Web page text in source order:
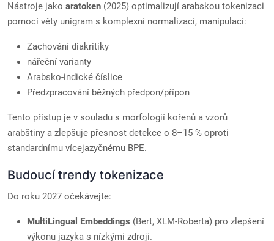
Nástroje jako aratoken (2025) optimalizují arabskou tokenizaci
pomocí věty unigram s komplexní normalizací, manipulací:
Zachování diakritiky
nářeční varianty
Arabsko-indické číslice
Předzpracování běžných předpon/přípon
Tento přístup je v souladu s morfologií kořenů a vzorů
arabštiny a zlepšuje přesnost detekce o 8–15 % oproti
standardnímu vícejazyčnému BPE.
Budoucí trendy tokenizace
Do roku 2027 očekávejte:
MultiLingual Embeddings (Bert, XLM-Roberta) pro zlepšení
výkonu jazyka s nízkými zdroji.